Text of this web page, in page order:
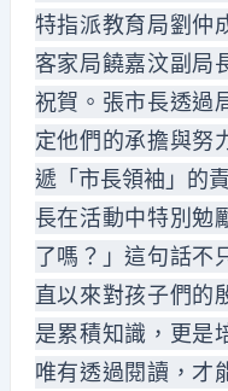
特指派教育局劉仲
客家局饒嘉汶副局
祝賀。張市長透過
定他們的承擔與努
遞「市長領袖」的
長在活動中特別勉
了嗎？」這句話不
直以來對孩子們的
是累積知識，更是
唯有透過閱讀，才